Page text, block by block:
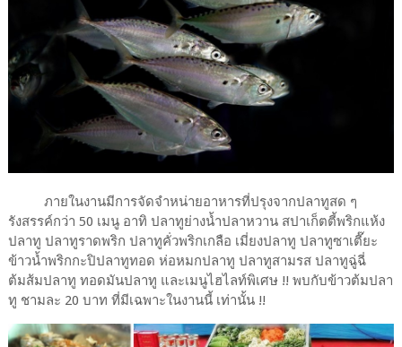
ภายในงานมีการจัดจำหน่ายอาหารที่ปรุงจากปลาทูสด ๆ
รังสรรค์กว่า 50 เมนู อาทิ ปลาทูย่างน้ำปลาหวาน สปาเก็ตตี้พริกแห้ง
ปลาทู ปลาทูราดพริก ปลาทูคั่วพริกเกลือ เมี่ยงปลาทู ปลาทูซาเตี๊ยะ
ข้าวน้ำพริกกะปิปลาทูทอด ห่อหมกปลาทู ปลาทูสามรส ปลาทูฉู่ฉี่
ต้มส้มปลาทู ทอดมันปลาทู และเมนูไฮไลท์พิเศษ !! พบกับข้าวต้มปลา
ทู ชามละ 20 บาท ที่มีเฉพาะในงานนี้ เท่านั้น !!